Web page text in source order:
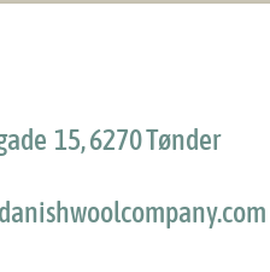
15, 6270 Tønder